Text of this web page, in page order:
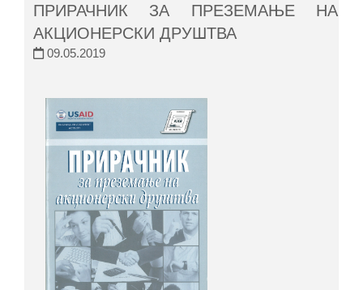
ПРИРАЧНИК ЗА ПРЕЗЕМАЊЕ НА
АКЦИОНЕРСКИ ДРУШТВА
09.05.2019